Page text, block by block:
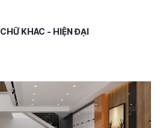
CHỮ KHAC - HIỆN ĐẠI